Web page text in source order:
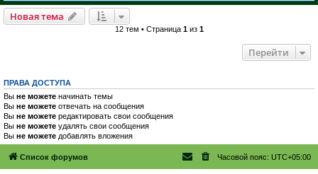
Новая тема
12 тем • Страница 1из 1
Перейти
ПРАВА ДОСТУПА
Вы не можете начинать темы
Вы не можете отвечать на сообщения
Вы не можете редактировать свои сообщения
Вы не можете удалять свои сообщения
Вы не можете добавлять вложения
Список форумов Часовой пояс: UTC+05:00